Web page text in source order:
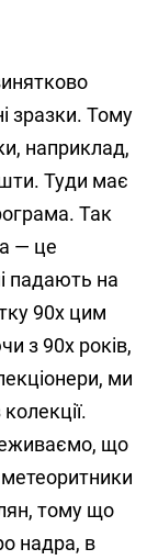
зразки. Тому
наприклад,
Туди має
Так
— це
падають на
90х цим
з 90х років,
ми
що
метеоритники
тому що
надра, в